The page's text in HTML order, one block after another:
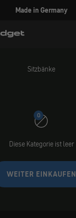
Made in Germany
Sitzbänke
0
Diese Kategorie ist leer
WEITER EINKAUFEN